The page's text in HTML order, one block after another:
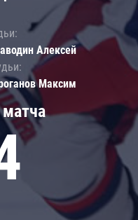
Алексей
Максим